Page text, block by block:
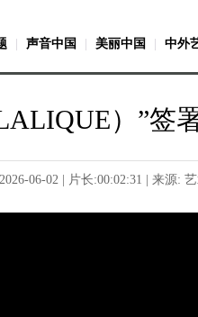
声音中国 美丽中国 中外
）”签
06-02 | 片长:00:02:31 | 来源: